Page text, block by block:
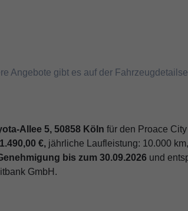
Angebote gibt es auf der
Allee 5, 50858 Köln für den Proace
€, jährliche Laufleistung: 10.000
bis zum 30.09.2026 und
GmbH.